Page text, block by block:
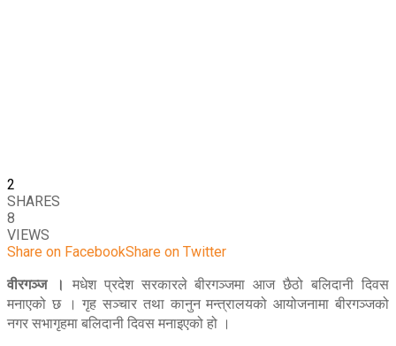
2
SHARES
8
VIEWS
Share on FacebookShare on Twitter
वीरगञ्ज । मधेश प्रदेश सरकारले बीरगञ्जमा आज छैठो बलिदानी दिवस
मनाएको छ । गृह सञ्चार तथा कानुन मन्त्रालयको आयोजनामा बीरगञ्जको
नगर सभागृहमा बलिदानी दिवस मनाइएको हो ।